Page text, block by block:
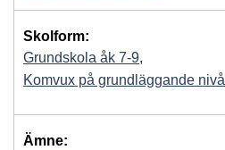
Skolform:
Grundskola åk 7-9,
Komvux på grundläggande nivå
Ämne: